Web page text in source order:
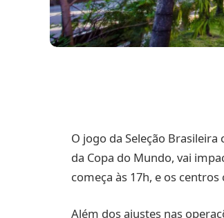
O jogo da Seleção
da Copa do Mundo, vai
começa às 17h, e os
Além dos ajustes nas